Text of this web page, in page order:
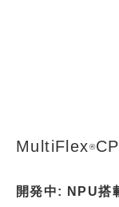
MultiFlex®
開発中: NPU搭